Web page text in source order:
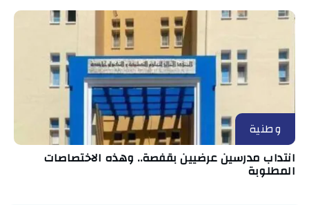
وطنية
انتداب مدرسين عرضيين بقفصة.. وهذه الاختصاصات
المطلوبة